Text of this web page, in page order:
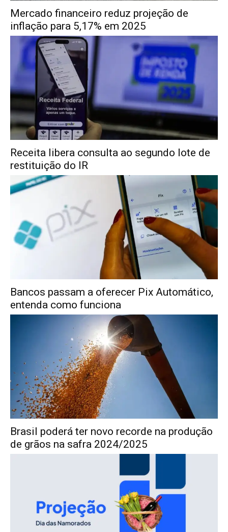
Mercado financeiro reduz projeção de
inflação para 5,17% em 2025
Receita libera consulta ao segundo lote de
restituição do IR
Bancos passam a oferecer Pix Automático,
entenda como funciona
Brasil poderá ter novo recorde na produção
de grãos na safra 2024/2025